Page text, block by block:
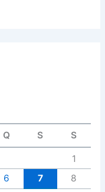
Q S S
1
6 7
8